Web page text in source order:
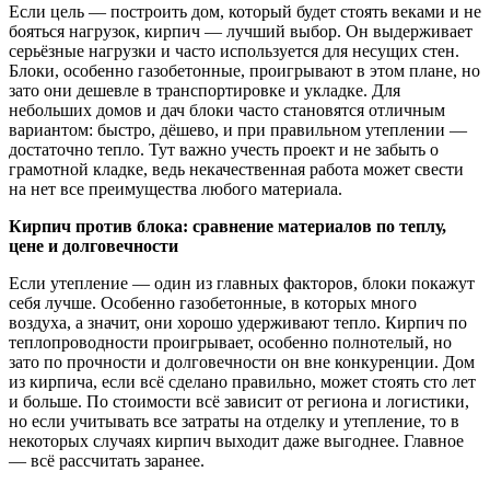
Если цель — построить дом, который будет стоять веками и не
бояться нагрузок, кирпич — лучший выбор. Он выдерживает
серьёзные нагрузки и часто используется для несущих стен.
Блоки, особенно газобетонные, проигрывают в этом плане, но
зато они дешевле в транспортировке и укладке. Для
небольших домов и дач блоки часто становятся отличным
вариантом: быстро, дёшево, и при правильном утеплении —
достаточно тепло. Тут важно учесть проект и не забыть о
грамотной кладке, ведь некачественная работа может свести
на нет все преимущества любого материала.
Кирпич против блока: сравнение материалов по теплу,
цене и долговечности
Если утепление — один из главных факторов, блоки покажут
себя лучше. Особенно газобетонные, в которых много
воздуха, а значит, они хорошо удерживают тепло. Кирпич по
теплопроводности проигрывает, особенно полнотелый, но
зато по прочности и долговечности он вне конкуренции. Дом
из кирпича, если всё сделано правильно, может стоять сто лет
и больше. По стоимости всё зависит от региона и логистики,
но если учитывать все затраты на отделку и утепление, то в
некоторых случаях кирпич выходит даже выгоднее. Главное
— всё рассчитать заранее.